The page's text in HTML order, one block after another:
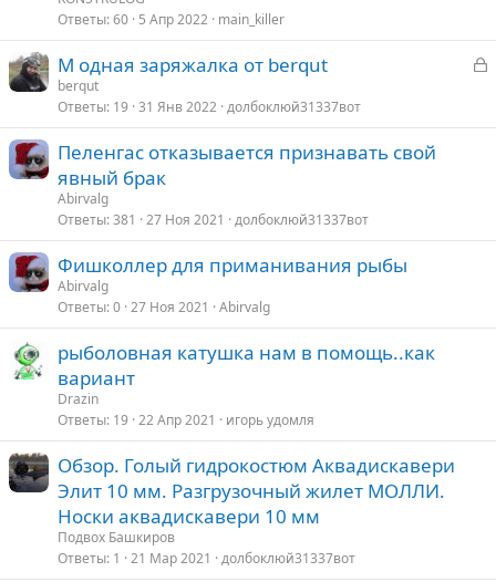
Ответы 60 5 Апр 2022 main_killer
З
р
М одная заряжалка от berqut
berqut
Ответы 19 31 Янв 2022 долбоклюй31337вот
Пеленгас отказывается признавать свой
явный брак
Abirvalg
Ответы 381 27 Ноя 2021 долбоклюй31337вот
Фишколлер для приманивания рыбы
Abirvalg
Ответы 0 27 Ноя 2021 Abirvalg
рыболовная катушка нам в помощь..как
вариант
Drazin
Ответы 19 22 Апр 2021 игорь удомля
Обзор. Голый гидрокостюм Аквадискавери
Элит 10 мм. Разгрузочный жилет МОЛЛИ.
Носки аквадискавери 10 мм
Подвох Башкиров
Ответы 1 21 Мар 2021 долбоклюй31337вот